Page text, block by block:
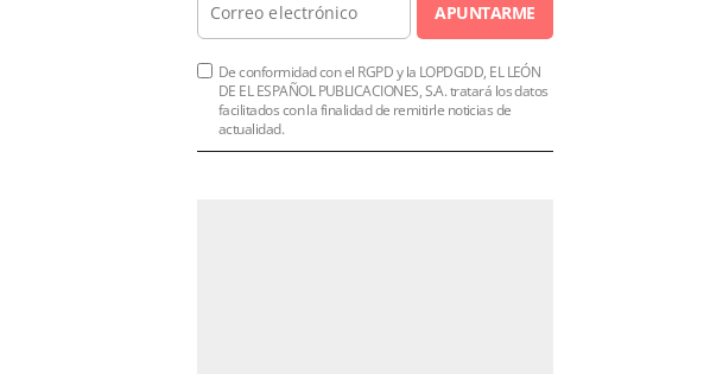
APUNTARME
De conformidad con el RGPD y la LOPDGDD, EL LEÓN
DE EL ESPAÑOL PUBLICACIONES, S.A. tratará los datos
facilitados con la finalidad de remitirle noticias de
actualidad.